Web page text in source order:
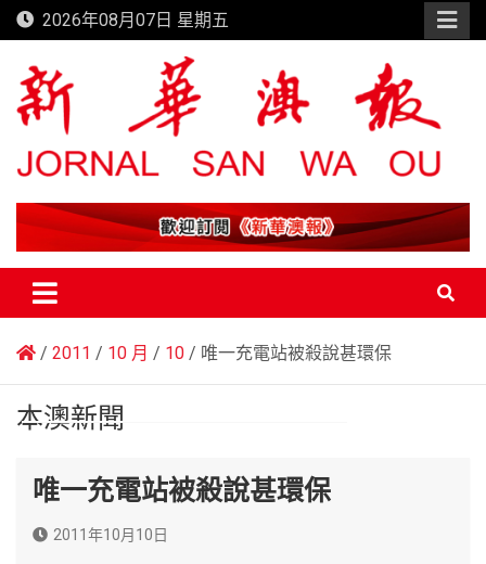
Skip
to
content
2026年08月07日 星期五
新華澳報
2011 10 月 10 唯一充電站被殺說甚環保
本澳新聞
唯一充電站被殺說甚環保
2011年10月10日